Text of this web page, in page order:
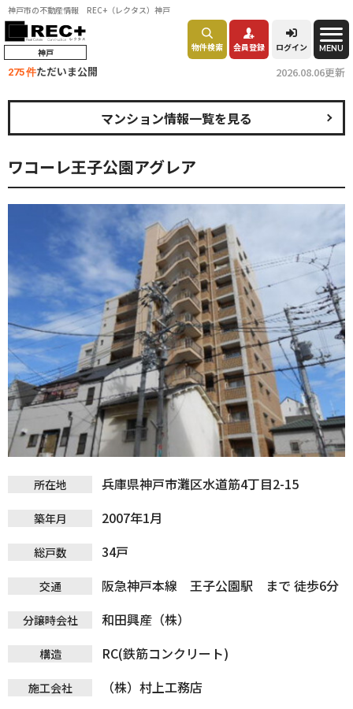
神戸市の不動産情報 REC+（レクタス）神戸
神戸 物件検索 会員登録 ログイン MENU
275 件ただいま公開 2026.08.06更新
ワコーレ王子公園アグレア
マンション情報一覧を見る
所在地 兵庫県神戸市灘区水道筋4丁目2-15
築年月 2007年1月
総戸数 34戸
交通 阪急神戸本線 王子公園駅 まで 徒歩6分
分譲時会社 和田興産（株）
構造 RC(鉄筋コンクリート)
施工会社 （株）村上工務店